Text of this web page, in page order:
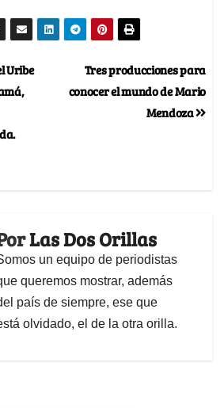
Tres producciones para
conocer el mundo de Mario
Mendoza
Uribe
Las Dos Orillas
un equipo de periodistas
queremos mostrar, además
país de siempre, ese que
olvidado, el de la otra orilla.